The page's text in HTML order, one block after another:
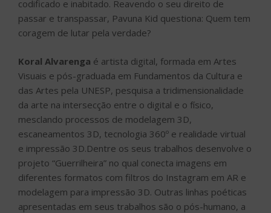
codificado e inabitado. Reavendo o seu direito de
passar e transpassar, Pavuna Kid questiona: Quem tem
coragem de lutar pela verdade?
Koral Alvarenga é artista digital, formada em Artes
Visuais e pós-graduada em Fundamentos da Cultura e
das Artes pela UNESP, pesquisa a tridimensionalidade
da arte na intersecção entre o digital e o físico,
mesclando processos de modelagem 3D,
escaneamentos 3D, tecnologia 360º e realidade virtual
e impressão 3D.Dentre os seus trabalhos desenvolve o
projeto “Guerrilheira” no qual conecta imagens em
diferentes formatos com filtros do Instagram em AR e
modelagem para impressão 3D. Outras linhas poéticas
apresentadas em seus trabalhos são o pós-humano, a